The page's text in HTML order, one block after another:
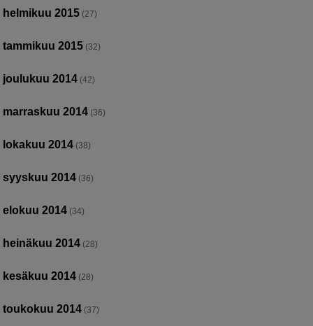
helmikuu 2015 (27)
tammikuu 2015 (32)
joulukuu 2014 (42)
marraskuu 2014 (36)
lokakuu 2014 (38)
syyskuu 2014 (36)
elokuu 2014 (34)
heinäkuu 2014 (28)
kesäkuu 2014 (28)
toukokuu 2014 (37)